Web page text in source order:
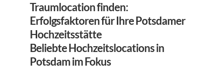
Traumlocation finden:
Erfolgsfaktoren für Ihre Potsdamer
Hochzeitsstätte
Beliebte Hochzeitslocations in
Potsdam im Fokus